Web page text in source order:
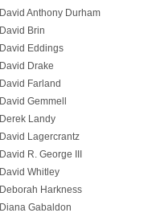
David Anthony Durham
David Brin
David Eddings
David Drake
David Farland
David Gemmell
Derek Landy
David Lagercrantz
David R. George III
David Whitley
Deborah Harkness
Diana Gabaldon